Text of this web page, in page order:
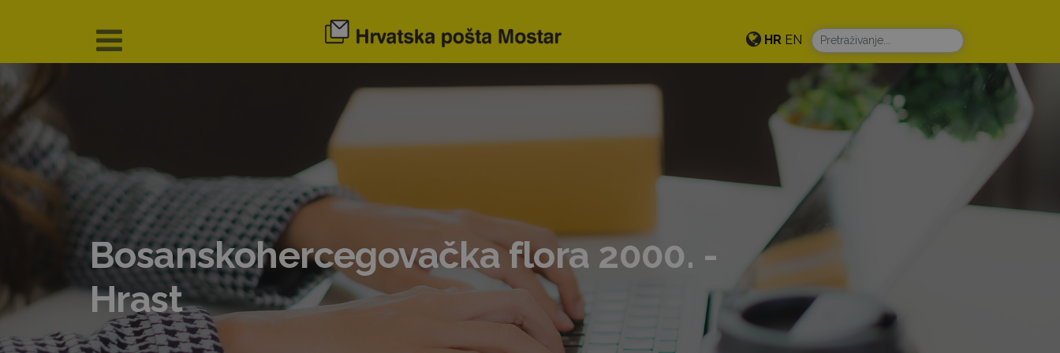
HR EN
Bosanskohercegovačka flora 2000. -
Hrast